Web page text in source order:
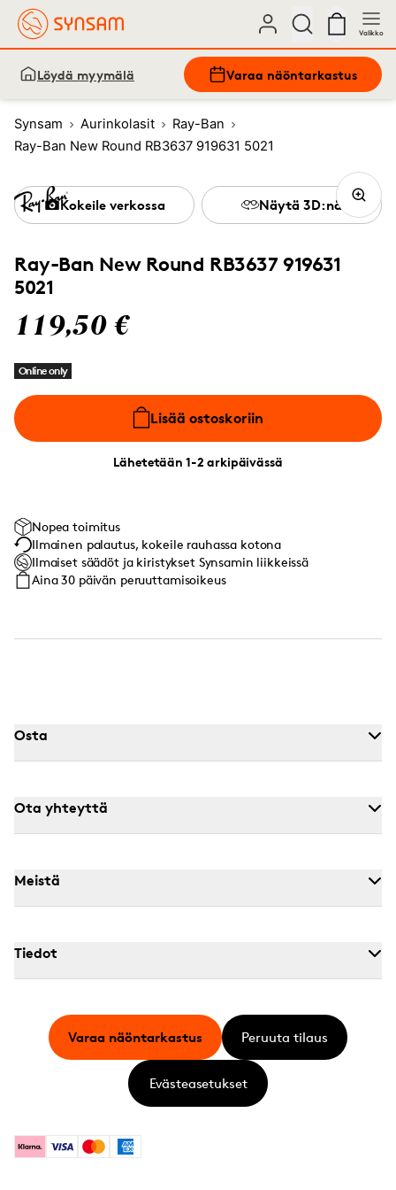
Valikko
Löydä myymälä Varaa näöntarkastus
Synsam Aurinkolasit
Ray-Ban
Ray-Ban New Round RB3637 919631 5021
Ray-Ban New Round RB3637 919631
5021
119,50 €
Online only
Lisää ostoskoriin
Lähetetään 1-2 arkipäivässä
Kokeile verkossa Näytä 3D:nä
Nopea toimitus
Ilmainen palautus, kokeile rauhassa kotona
Ilmaiset säädöt ja kiristykset Synsamin liikkeissä
Aina 30 päivän peruuttamisoikeus
Osta
Ota yhteyttä
Meistä
Tiedot
KlarnaVisa MastercardAmerican Express
Varaa näöntarkastus Peruuta tilaus
Evästeasetukset